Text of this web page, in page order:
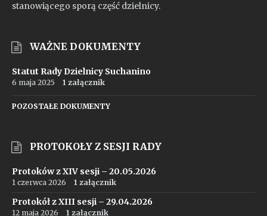
stanowiącego sporą część dzielnicy.
WAŻNE DOKUMENTY
Statut Rady Dzielnicy Suchanino
6 maja 2025 1 załącznik
POZOSTAŁE DOKUMENTY
PROTOKOŁY Z SESJI RADY
Protoków z XIV sesji – 20.05.2026
1 czerwca 2026 1 załącznik
Protokół z XIII sesji – 29.04.2026
12 maja 2026 1 załącznik